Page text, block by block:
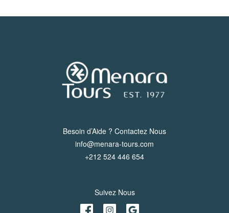
Besoin d’Aide ? Contactez Nous
info@menara-tours.com
+212 524 446 654
Suivez Nous